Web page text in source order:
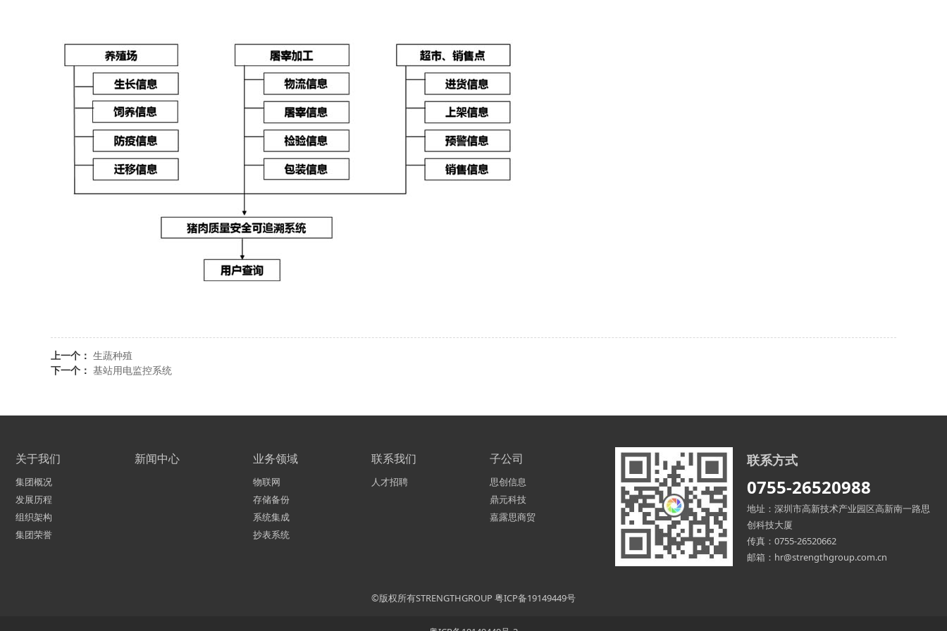
上一个： 生蔬种殖
下一个： 基站用电监控系统
关于我们
集团概况
发展历程
组织架构
集团荣誉
新闻中心 业务领域
物联网
存储备份
系统集成
抄表系统
联系我们
人才招聘
子公司
思创信息
鼎元科技
嘉露思商贸
联系方式
0755-26520988
地址：深圳市高新技术产业园区高新南一路思
创科技大厦
传真：0755-26520662
邮箱：hr@strengthgroup.com.cn
©版权所有STRENGTHGROUP 粤ICP备19149449号